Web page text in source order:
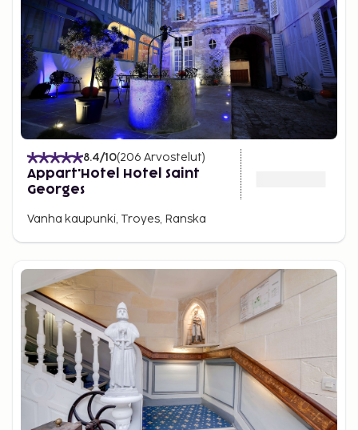
8.4/10(206 Arvostelut)
Appart'Hotel Hotel Saint
Georges
Vanha kaupunki, Troyes, Ranska